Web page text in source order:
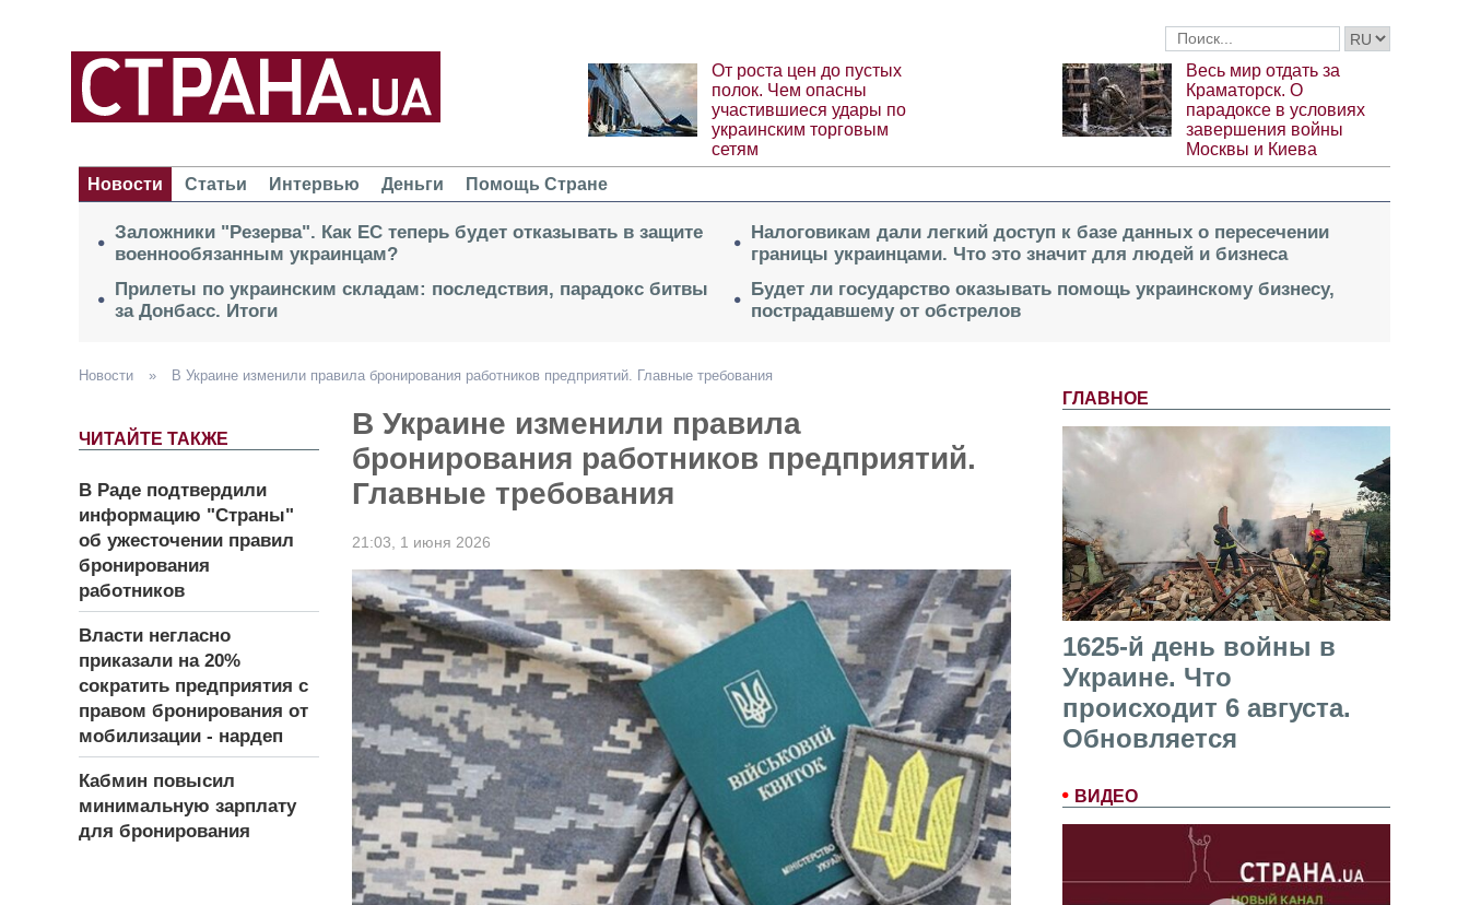
От роста цен до пустых
полок. Чем опасны
участившиеся удары по
украинским торговым
сетям
Весь мир отдать за
Краматорск. О
парадоксе в условиях
завершения войны
Москвы и Киева
Новости
Статьи Интервью Деньги Помощь Стране
Заложники "Резерва". Как ЕС теперь будет отказывать в защите
военнообязанным украинцам?
Прилеты по украинским складам: последствия, парадокс битвы
за Донбасс. Итоги
Налоговикам дали легкий доступ к базе данных о пересечении
границы украинцами. Что это значит для людей и бизнеса
Будет ли государство оказывать помощь украинскому бизнесу,
пострадавшему от обстрелов
ГЛАВНОЕ
1625-й день войны в
Украине. Что
происходит 6 августа.
Обновляется
ВИДЕО
Новости » В Украине изменили правила бронирования работников предприятий. Главные требования
ЧИТАЙТЕ ТАКЖЕ
В Раде подтвердили
информацию "Страны"
об ужесточении правил
бронирования
работников
Власти негласно
приказали на 20%
сократить предприятия с
правом бронирования от
мобилизации - нардеп
Кабмин повысил
минимальную зарплату
для бронирования
В Украине изменили правила
бронирования работников предприятий.
Главные требования
21:03, 1 июня 2026